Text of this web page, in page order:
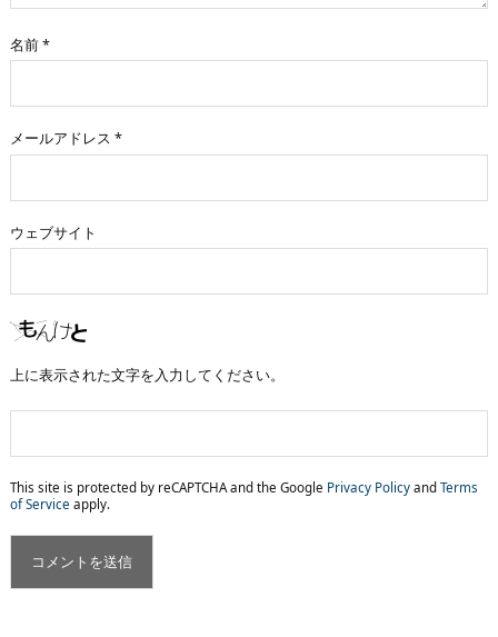
名前*
メールアドレス *
ウェブサイト
上に表示された文字を入力してください。
This site is protected by reCAPTCHA and the Google Privacy Policy and Terms
of Service apply.